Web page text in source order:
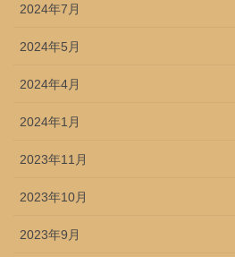
2024年7月
2024年5月
2024年4月
2024年1月
2023年11月
2023年10月
2023年9月